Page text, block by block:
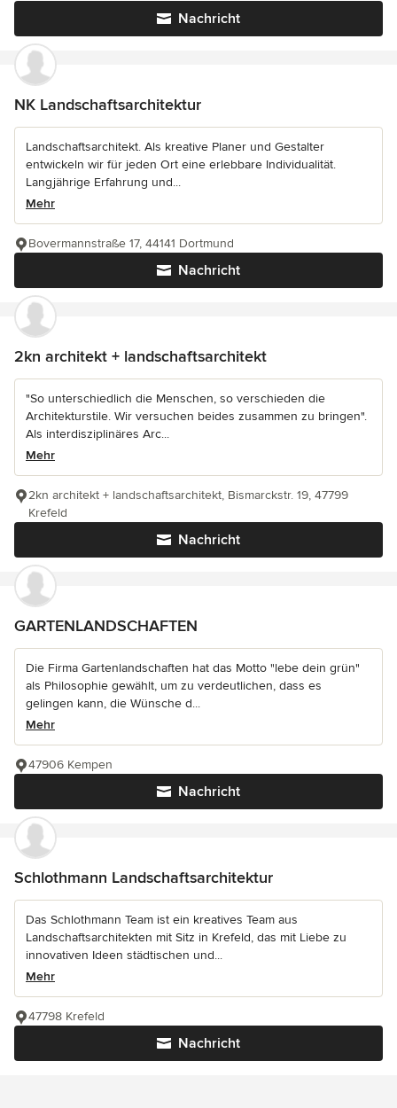
Nachricht
NK Landschaftsarchitektur
Landschaftsarchitekt. Als kreative Planer und Gestalter
entwickeln wir für jeden Ort eine erlebbare Individualität.
Langjährige Erfahrung und...
Mehr
Nachricht
Bovermannstraße 17, 44141 Dortmund
2kn architekt + landschaftsarchitekt
"So unterschiedlich die Menschen, so verschieden die
Architekturstile. Wir versuchen beides zusammen zu bringen".
Als interdisziplinäres Arc...
Mehr
Nachricht
2kn architekt + landschaftsarchitekt, Bismarckstr. 19, 47799
Krefeld
GARTENLANDSCHAFTEN
Die Firma Gartenlandschaften hat das Motto "lebe dein grün"
als Philosophie gewählt, um zu verdeutlichen, dass es
gelingen kann, die Wünsche d...
Mehr
Nachricht
47906 Kempen
Schlothmann Landschaftsarchitektur
Das Schlothmann Team ist ein kreatives Team aus
Landschaftsarchitekten mit Sitz in Krefeld, das mit Liebe zu
innovativen Ideen städtischen und...
Mehr
Nachricht
47798 Krefeld